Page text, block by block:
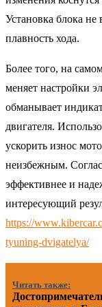
Установка блока не
плавность хода.
Более того, на
меняет настройки
обманывает
двигателя.
ускорить износ
неизбежным.
эффективнее и
интересующий
https://
tyuning-dvigatelya/
Читать также: